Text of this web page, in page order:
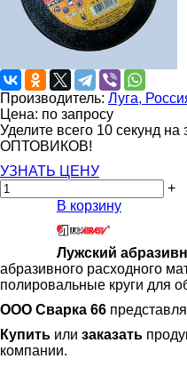
Производитель: Луга,
Цена: по запросу
Уделите всего 10 секунд
ОПТОВИКОВ!
УЗНАТЬ ЦЕНУ
+
В корзину
Лужский
абразивного расходного
полировальные круги для
ООО Сварка 66
Купить или заказать
компании.